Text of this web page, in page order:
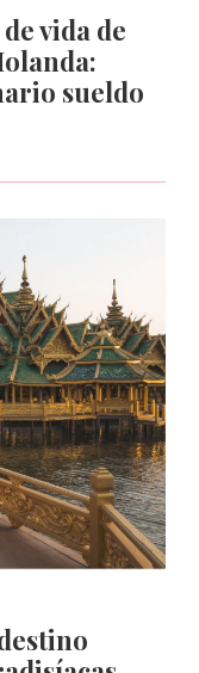
vida de
sueldo